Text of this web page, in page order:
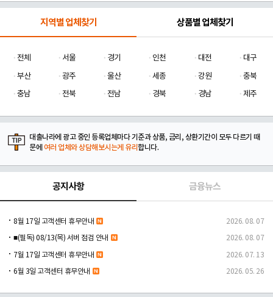
지역별 업체찾기 상품별 업체찾기
전체 서울 경기 인천 대전
대구
부산
광주 울산 세종 강원
충북
충남
전북 전남 경북 경남 제주
대출나라에 광고 중인 등록업체마다 기준과 상품, 금리, 상환기간이 모두 다르기 때
문에 여러 업체와 상담해보시는게 유리합니다.
공지사항 금융뉴스
8월 17일 고객센터 휴무안내 2026. 08. 07
■(필독) 08/13(목) 서버 점검 안내 2026. 08. 07
7월 17일 고객센터 휴무안내 2026. 07. 13
6월 3일 고객센터 휴무안내 2026. 05. 26